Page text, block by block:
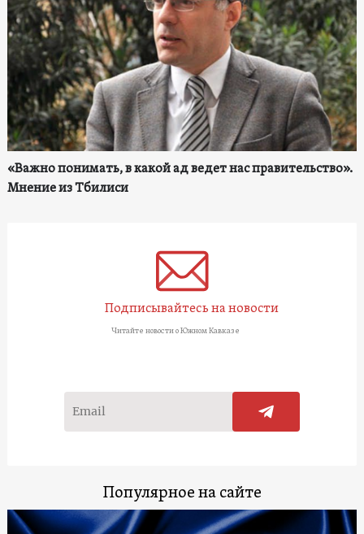
«Важно понимать, в какой ад ведет нас правительство».
Мнение из Тбилиси
Подписывайтесь на новости
Читайте новости о Южном Кавказе
Популярное на сайте